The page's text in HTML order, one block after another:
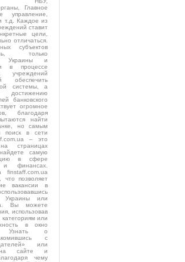
Главное
управление,
т.д. Каждое из
ставит
цели,
отличаться.
субъектов
только
Украины и
в процессе
учреждений
обеспечить
системы, а
достижению
банковского
огромное
благодаря
найти
но самым
поиск в сети
– это
страницах
самую
в сфере
финансах.
finstaff.com.ua
что позволяет
вакансии в
Украины или
Вы можете
использовав
или
в окно
Узнать о
с
или
на сайте и
чему